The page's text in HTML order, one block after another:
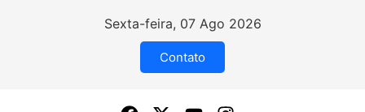
Sexta-feira, 07 Ago 2026
Contato